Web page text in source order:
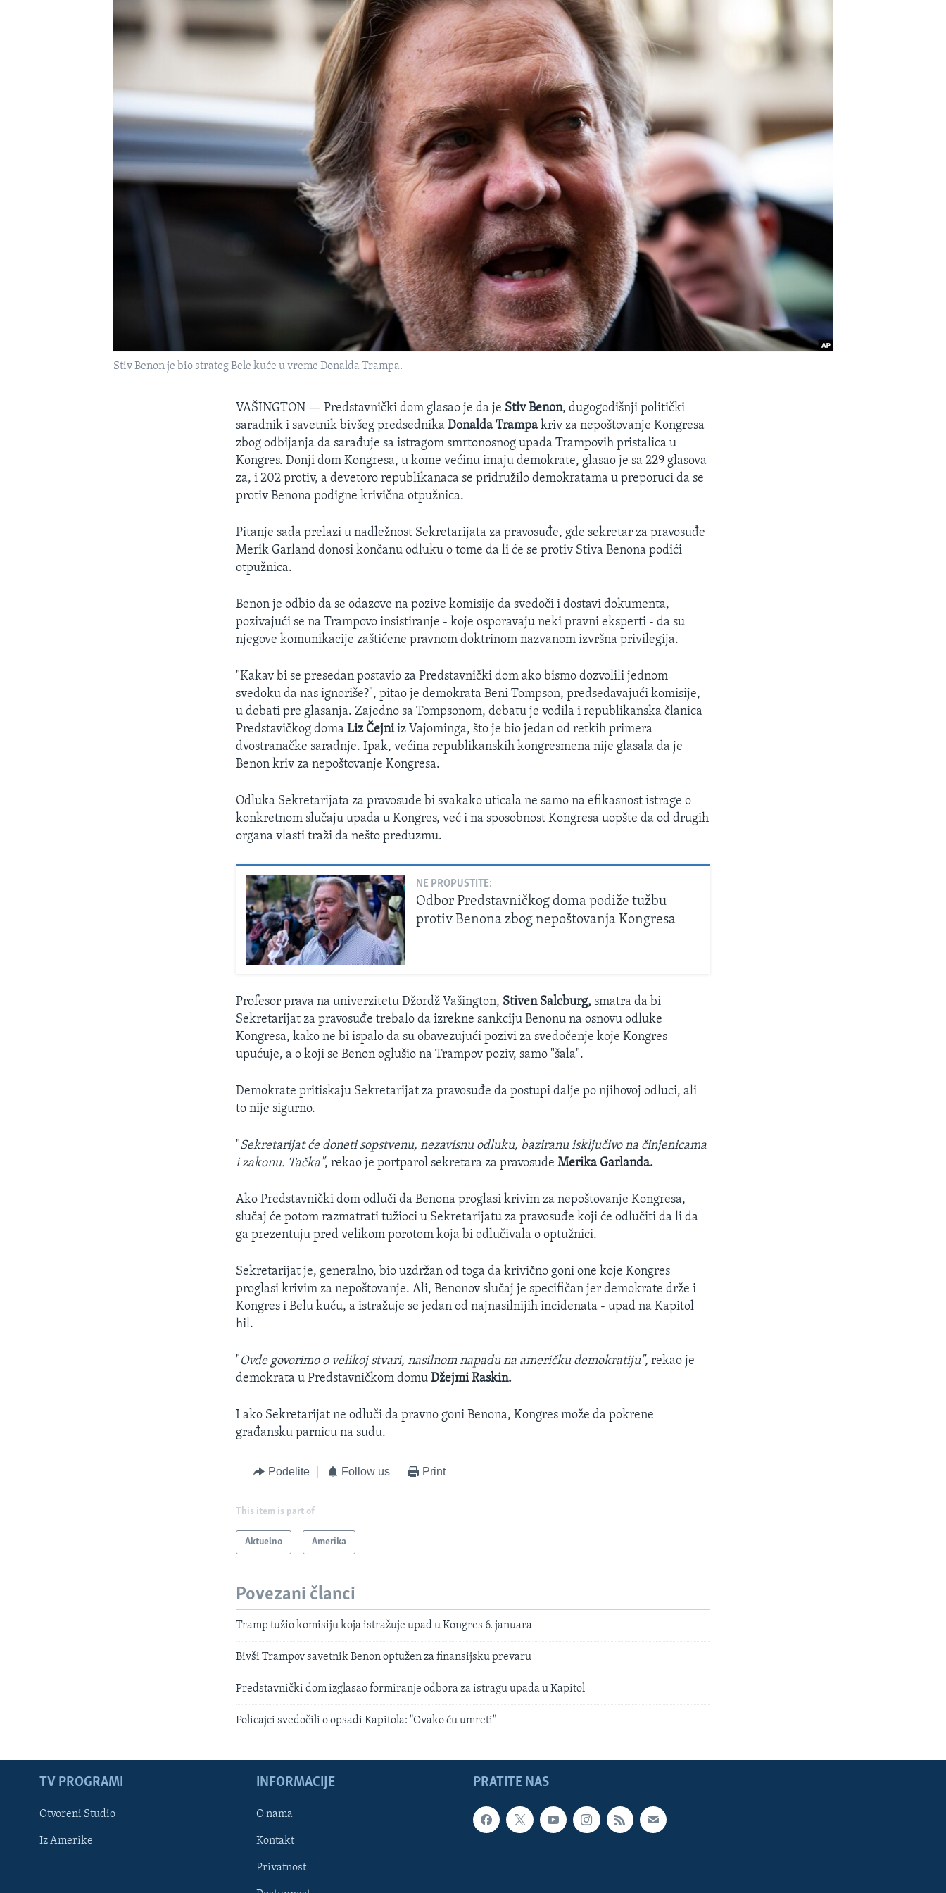
Stiv Benon je bio strateg Bele kuće u vreme Donalda Trampa.
VAŠINGTON —Predstavnički dom glasao je da je Stiv Benon, dugogodišnji politički
saradnik i savetnik bivšeg predsednikaDonalda Trampa kriv za nepoštovanje Kongresa
zbog odbijanja da sarađuje sa istragom smrtonosnog upada Trampovih pristalica u
Kongres. Donji dom Kongresa, u kome većinu imaju demokrate, glasao je sa 229 glasova
za, i 202 protiv, a devetoro republikanaca se pridružilo demokratama u preporuci da se
protiv Benona podigne krivična otpužnica.
Pitanje sada prelazi u nadležnost Sekretarijata za pravosuđe, gde sekretar za pravosuđe
Merik Garland donosi končanu odluku o tome da li će se protiv Stiva Benona podići
otpužnica.
Benon je odbio da se odazove na pozive komisije da svedoči i dostavi dokumenta,
pozivajući se na Trampovo insistiranje - koje osporavaju neki pravni eksperti - da su
njegove komunikacije zaštićene pravnom doktrinom nazvanom izvršna privilegija.
"Kakav bi se presedan postavio za Predstavnički dom ako bismo dozvolili jednom
svedoku da nas ignoriše?", pitao je demokrata Beni Tompson, predsedavajući komisije,
u debati pre glasanja. Zajedno sa Tompsonom, debatu je vodila i republikanska članica
Predstavičkog domaLiz Čejniiz Vajominga, što je bio jedan od retkih primera
dvostranačke saradnje. Ipak, većina republikanskih kongresmena nije glasala da je
Benon kriv za nepoštovanje Kongresa.
Odluka Sekretarijata za pravosuđe bi svakako uticala ne samo na efikasnost istrage o
konkretnom slučaju upada u Kongres, već i na sposobnost Kongresa uopšte da od drugih
organa vlasti traži da nešto preduzmu.
NE PROPUSTITE:
Odbor Predstavničkog doma podiže tužbu
protiv Benona zbog nepoštovanja Kongresa
Profesor prava na univerzitetu Džordž Vašington, Stiven Salcburg,smatra da bi
Sekretarijat za pravosuđe trebalo da izrekne sankciju Benonu na osnovu odluke
Kongresa, kako ne bi ispalo da su obavezujući pozivi za svedočenje koje Kongres
upućuje, a o koji se Benon oglušio na Trampov poziv, samo "šala".
Demokrate pritiskaju Sekretarijat za pravosuđe da postupi dalje po njihovoj odluci, ali
to nije sigurno.
"Sekretarijat će doneti sopstvenu, nezavisnu odluku, baziranu isključivo na činjenicama
i zakonu. Tačka", rekao je portparol sekretara za pravosuđeMerika Garlanda.
Ako Predstavnički dom odluči da Benona proglasi krivim za nepoštovanje Kongresa,
slučaj će potom razmatrati tužioci u Sekretarijatu za pravosuđe koji će odlučiti da li da
ga prezentuju pred velikom porotom koja bi odlučivala o optužnici.
Sekretarijat je, generalno, bio uzdržan od toga da krivično goni one koje Kongres
proglasi krivim za nepoštovanje. Ali, Benonov slučaj je specifičan jer demokrate drže i
Kongres i Belu kuću, a istražuje se jedan od najnasilnijih incidenata - upad na Kapitol
hil.
"Ovde govorimo o velikoj stvari, nasilnom napadu na američku demokratiju", rekao je
demokrata u Predstavničkom domuDžejmi Raskin.
I ako Sekretarijat ne odluči da pravno goni Benona, Kongres može da pokrene
građansku parnicu na sudu.
Podelite Follow us Print
This item is part of
Aktuelno Amerika
Povezani članci
Tramp tužio komisiju koja istražuje upad u Kongres 6. januara
Bivši Trampov savetnik Benon optužen za finansijsku prevaru
Predstavnički dom izglasao formiranje odbora za istragu upada u Kapitol
Policajci svedočili o opsadi Kapitola: "Ovako ću umreti"
PRATITE NAS
TV PROGRAMI
Otvoreni Studio
Iz Amerike
INFORMACIJE
O nama
Kontakt
Privatnost